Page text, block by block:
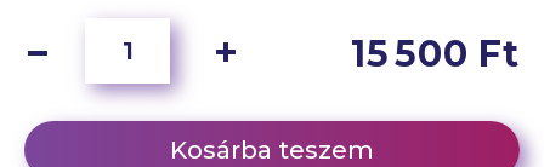
15 500 Ft
Kosárba teszem